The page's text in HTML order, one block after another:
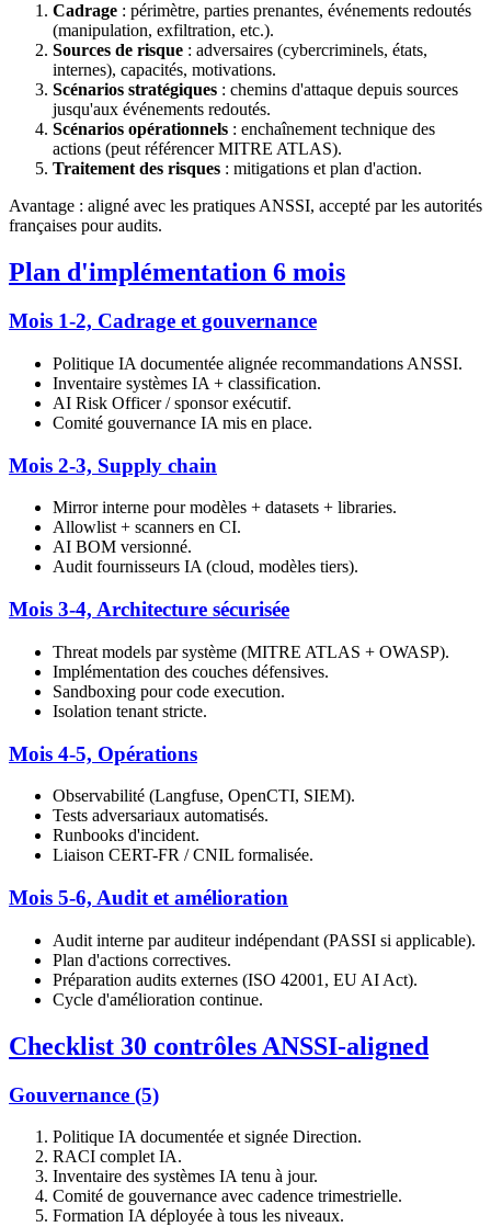
Cadrage : périmètre, parties prenantes, événements redoutés
(manipulation, exfiltration, etc.).
Sources de risque : adversaires (cybercriminels, états,
internes), capacités, motivations.
Scénarios stratégiques : chemins d'attaque depuis sources
jusqu'aux événements redoutés.
Scénarios opérationnels : enchaînement technique des
actions (peut référencer MITRE ATLAS).
Traitement des risques : mitigations et plan d'action.
Avantage : aligné avec les pratiques ANSSI, accepté par les autorités
françaises pour audits.
Plan d'implémentation 6 mois
Mois 1-2, Cadrage et gouvernance
Politique IA documentée alignée recommandations ANSSI.
Inventaire systèmes IA + classification.
AI Risk Officer / sponsor exécutif.
Comité gouvernance IA mis en place.
Mois 2-3, Supply chain
Mirror interne pour modèles + datasets + libraries.
Allowlist + scanners en CI.
AI BOM versionné.
Audit fournisseurs IA (cloud, modèles tiers).
Mois 3-4, Architecture sécurisée
Threat models par système (MITRE ATLAS + OWASP).
Implémentation des couches défensives.
Sandboxing pour code execution.
Isolation tenant stricte.
Mois 4-5, Opérations
Observabilité (Langfuse, OpenCTI, SIEM).
Tests adversariaux automatisés.
Runbooks d'incident.
Liaison CERT-FR / CNIL formalisée.
Mois 5-6, Audit et amélioration
Audit interne par auditeur indépendant (PASSI si applicable).
Plan d'actions correctives.
Préparation audits externes (ISO 42001, EU AI Act).
Cycle d'amélioration continue.
Checklist 30 contrôles ANSSI-aligned
Gouvernance (5)
Politique IA documentée et signée Direction.
RACI complet IA.
Inventaire des systèmes IA tenu à jour.
Comité de gouvernance avec cadence trimestrielle.
Formation IA déployée à tous les niveaux.